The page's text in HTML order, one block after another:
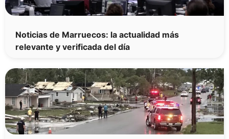
Noticias de Marruecos: la actualidad más
relevante y verificada del día